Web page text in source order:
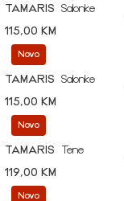
TAMARIS
Salonke
115,00 KM
Novo
TAMARIS
Salonke
115,00 KM
Novo
TAMARIS
Tene
119,00 KM
Novo